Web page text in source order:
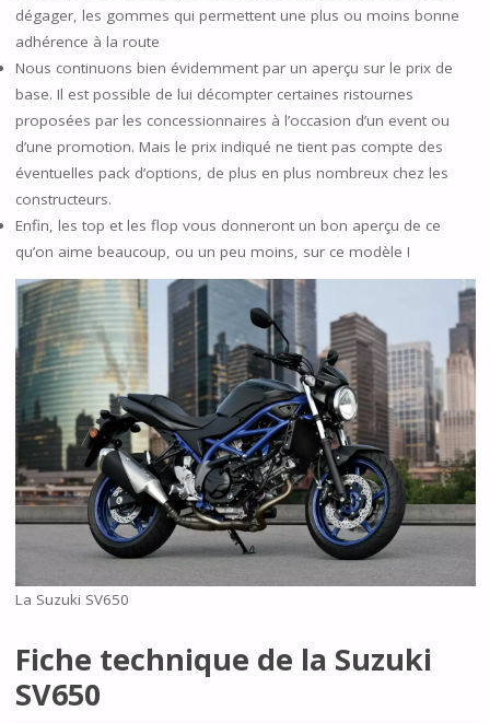
dégager, les gommes qui permettent une plus ou moins bonne
adhérence à la route
Nous continuons bien évidemment par un aperçu sur le prix de
base. Il est possible de lui décompter certaines ristournes
proposées par les concessionnaires à l’occasion d’un event ou
d’une promotion. Mais le prix indiqué ne tient pas compte des
éventuelles pack d’options, de plus en plus nombreux chez les
constructeurs.
Enfin, les top et les flop vous donneront un bon aperçu de ce
qu’on aime beaucoup, ou un peu moins, sur ce modèle !
La Suzuki SV650
Fiche technique de la Suzuki
SV650